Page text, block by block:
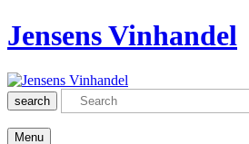
Jensens Vinhandel
search
Menu